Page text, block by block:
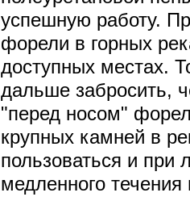
успешную работу.
форели в горных
доступных местах.
дальше забросить,
"перед носом"
крупных камней в
пользоваться и при
медленного